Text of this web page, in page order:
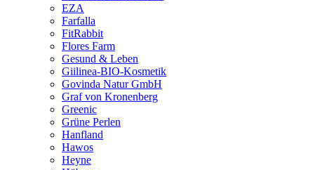
EZA
Farfalla
FitRabbit
Flores Farm
Gesund & Leben
Giilinea-BIO-Kosmetik
Govinda Natur GmbH
Graf von Kronenberg
Greenic
Grüne Perlen
Hanfland
Hawos
Heyne